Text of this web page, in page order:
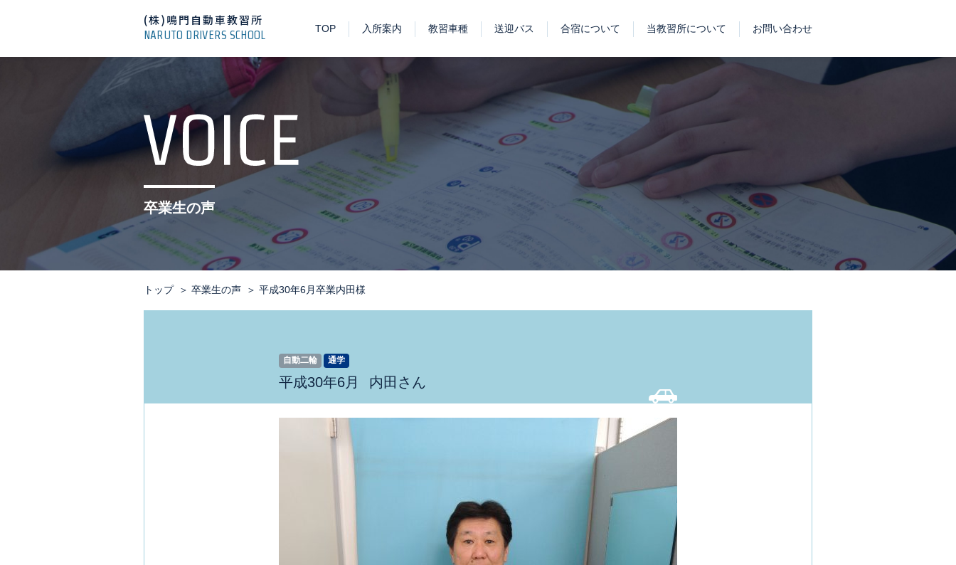
(株)鳴門自動車教習所
NARUTO DRIVERS SCHOOL
TOP
普通免許キャンペーン
短期集中プラン
特定一般教育訓練給付金制度
プロドライバー求人情報
バス運転手の一日
受験資格特例教習
卒業生の声
アクセス
お知らせ
学科教習システム【i-武蔵】
入所案内
当教習所に入所する方へ
免許獲得までのスケジュール
教習カリキュラム
教習車種
普通自動車・自動二輪
プロ用免許（トラック・バス等）
講習（フォークリフト・各種講習）
送迎バス 合宿について
合宿教習とは…
合宿免許のお申し込み
施設紹介
合宿に来られる方の準備物リスト
当教習所について
会社概要
消費者志向自主宣言について
お問い合わせ
よくあるご質問
卒業生の声
トップ 卒業生の声 平成30年6月卒業内田様
自動二輪 通学
平成30年6月 内田さん